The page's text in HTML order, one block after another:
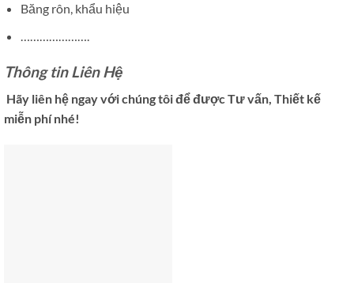
Băng rôn, khẩu hiệu
Thông tin Liên Hệ
Hãy liên hệ ngay với chúng tôi để được Tư vấn, Thiết kế
miễn phí nhé!